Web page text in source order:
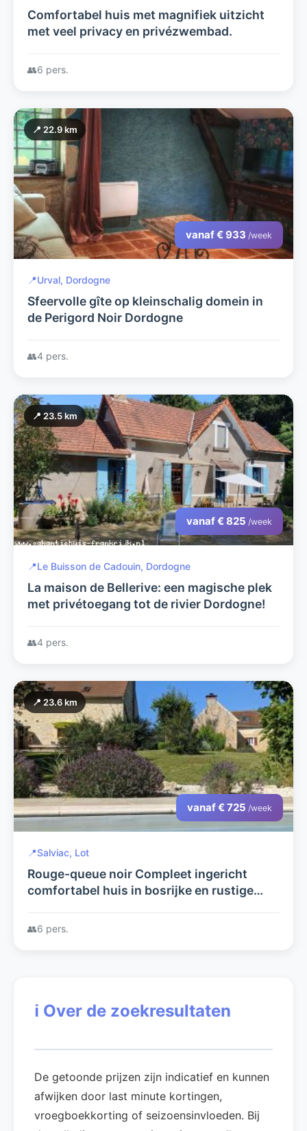
Comfortabel huis met magnifiek uitzicht
met veel privacy en privézwembad.
👥6 pers.
📍 22.9 km
vanaf € 933 /week
📍Urval, Dordogne
Sfeervolle gîte op kleinschalig domein in
de Perigord Noir Dordogne
👥4 pers.
📍 23.5 km
vanaf € 825 /week
📍Le Buisson de Cadouin, Dordogne
La maison de Bellerive: een magische plek
met privétoegang tot de rivier Dordogne!
👥4 pers.
📍 23.6 km
vanaf € 725 /week
📍Salviac, Lot
Rouge-queue noir Compleet ingericht
comfortabel huis in bosrijke en rustige
👥6 pers.
ℹ️ Over de zoekresultaten
De getoonde prijzen zijn indicatief en kunnen
afwijken door last minute kortingen,
vroegboekkorting of seizoensinvloeden. Bij